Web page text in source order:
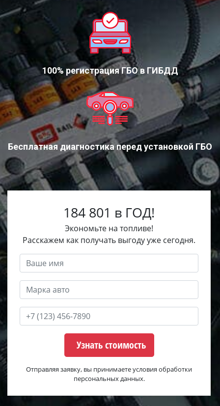
100% регистрация ГБО в ГИБДД
Бесплатная диагностика перед установкой ГБО
184 801 в ГОД!
Экономьте на топливе!
Расскажем как получать выгоду уже сегодня.
Узнать стоимость
Отправляя заявку, вы принимаете условия обработки
персональных данных.